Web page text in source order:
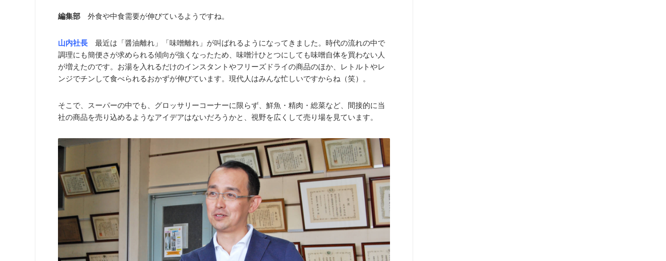
編集部 外食や中食需要が伸びているようですね。
山内社長
最近は「醤油離れ」「味噌離れ」が叫ばれるようになってきました。時代の流れの中で
調理にも簡便さが求められる傾向が強くなったため、味噌汁ひとつにしても味噌自体を買わない人
が増えたのです。お湯を入れるだけのインスタントやフリーズドライの商品のほか、レトルトやレ
ンジでチンして食べられるおかずが伸びています。現代人はみんな忙しいですからね（笑）。
そこで、スーパーの中でも、グロッサリーコーナーに限らず、鮮魚・精肉・総菜など、間接的に当
社の商品を売り込めるようなアイデアはないだろうかと、視野を広くして売り場を見ています。